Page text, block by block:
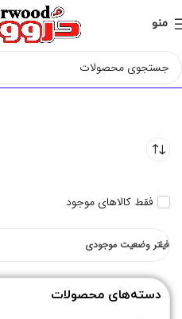
منو
فقط کالاهای موجود
فیلتر وضعیت موجودی
دسته‌های محصولات